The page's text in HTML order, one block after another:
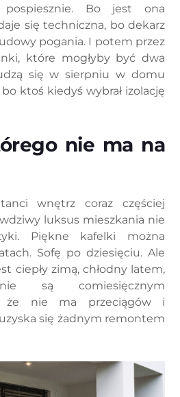
pospiesznie. Bo jest ona
się techniczna, bo dekarz
pogania. I potem przez
które mogłyby być dwa
się w sierpniu w domu
ktoś kiedyś wybrał izolację
nie ma na
wnętrz coraz częściej
luksus mieszkania nie
Piękne kafelki można
Sofę po dziesięciu. Ale
ciepły zimą, chłodny latem,
są comiesięcznym
że nie ma przeciągów i
się żadnym remontem